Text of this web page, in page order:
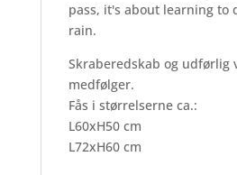
pass, it's about learning to
rain.
Skraberedskab og udførlig
medfølger.
Fås i størrelserne ca.:
L60xH50 cm
L72xH60 cm